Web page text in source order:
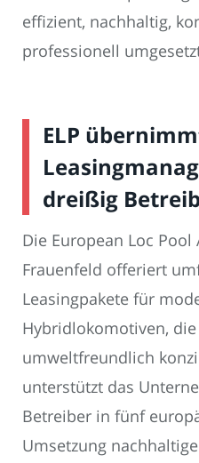
effizient, nachhaltig,
professionell
ELP
dreißig
Die European Loc Pool
Frauenfeld offeriert
Leasingpakete für
Hybridlokomotiven,
umweltfreundlich
unterstützt das
Betreiber in fünf
Umsetzung